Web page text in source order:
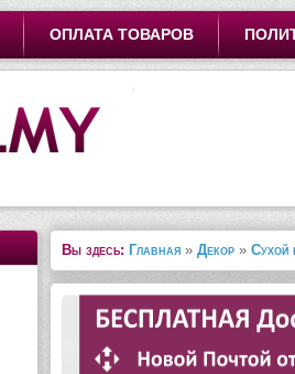
ОПЛАТА ТОВАРОВ
Вы здесь: Главная » Декор » Сухой